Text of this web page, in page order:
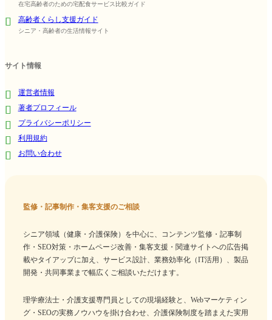
在宅高齢者のための宅配食サービス比較ガイド
高齢者くらし支援ガイド
シニア・高齢者の生活情報サイト
サイト情報
運営者情報
著者プロフィール
プライバシーポリシー
利用規約
お問い合わせ
監修・記事制作・集客支援のご相談
シニア領域（健康・介護保険）を中心に、コンテンツ監修・記事制
作・SEO対策・ホームページ改善・集客支援・関連サイトへの広告掲
載やタイアップに加え、サービス設計、業務効率化（IT活用）、製品
開発・共同事業まで幅広くご相談いただけます。
理学療法士・介護支援専門員としての現場経験と、Webマーケティン
グ・SEOの実務ノウハウを掛け合わせ、介護保険制度を踏まえた実用